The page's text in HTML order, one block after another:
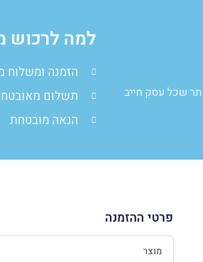
שכל עסק חייב
למה לרכוש
הזמנה ומשלוח
תשלום
הנאה מובטחת
פרטי ההזמנה
מוצר